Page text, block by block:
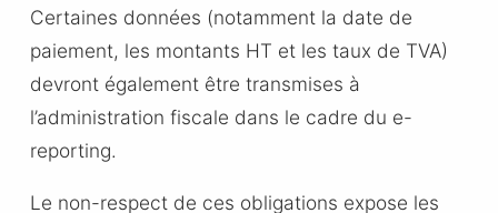
Certaines données (notamment la date de
paiement, les montants HT et les taux de TVA)
devront également être transmises à
l’administration fiscale dans le cadre du e-
reporting.
Le non-respect de ces obligations expose les